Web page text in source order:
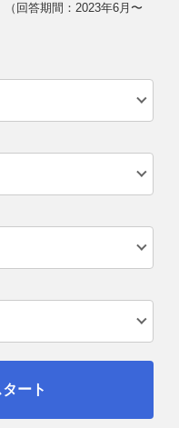
回答期間：2023年6月〜
ート